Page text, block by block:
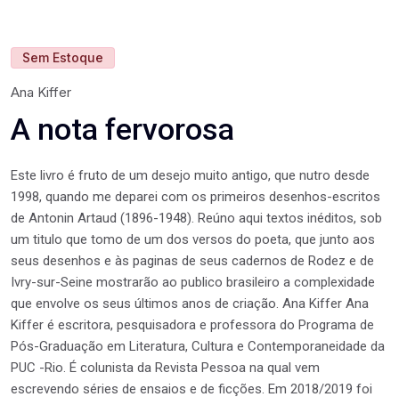
Sem Estoque
Ana Kiffer
A nota fervorosa
Este livro é fruto de um desejo muito antigo, que nutro desde
1998, quando me deparei com os primeiros desenhos-escritos
de Antonin Artaud (1896-1948). Reúno aqui textos inéditos, sob
um titulo que tomo de um dos versos do poeta, que junto aos
seus desenhos e às paginas de seus cadernos de Rodez e de
Ivry-sur-Seine mostrarão ao publico brasileiro a complexidade
que envolve os seus últimos anos de criação. Ana Kiffer Ana
Kiffer é escritora, pesquisadora e professora do Programa de
Pós-Graduação em Literatura, Cultura e Contemporaneidade da
PUC -Rio. É colunista da Revista Pessoa na qual vem
escrevendo séries de ensaios e de ficções. Em 2018/2019 foi